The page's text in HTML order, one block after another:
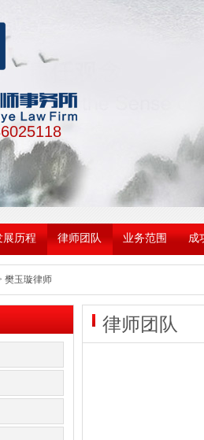
展历程 律师团队 业务范围 成
樊玉璇律师
律师团队